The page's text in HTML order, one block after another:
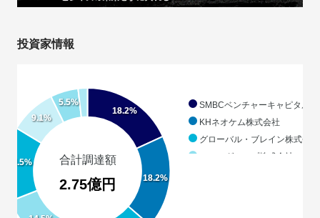
投資家情報
SMBCベンチャーキャピタル
KHネオケム株式会社
グローバル・ブレイン株式会社
ソニーグループ株式会社
18.2%
18.2%
14.5%
9.1%
5.5%
合計調達額
2.75億円